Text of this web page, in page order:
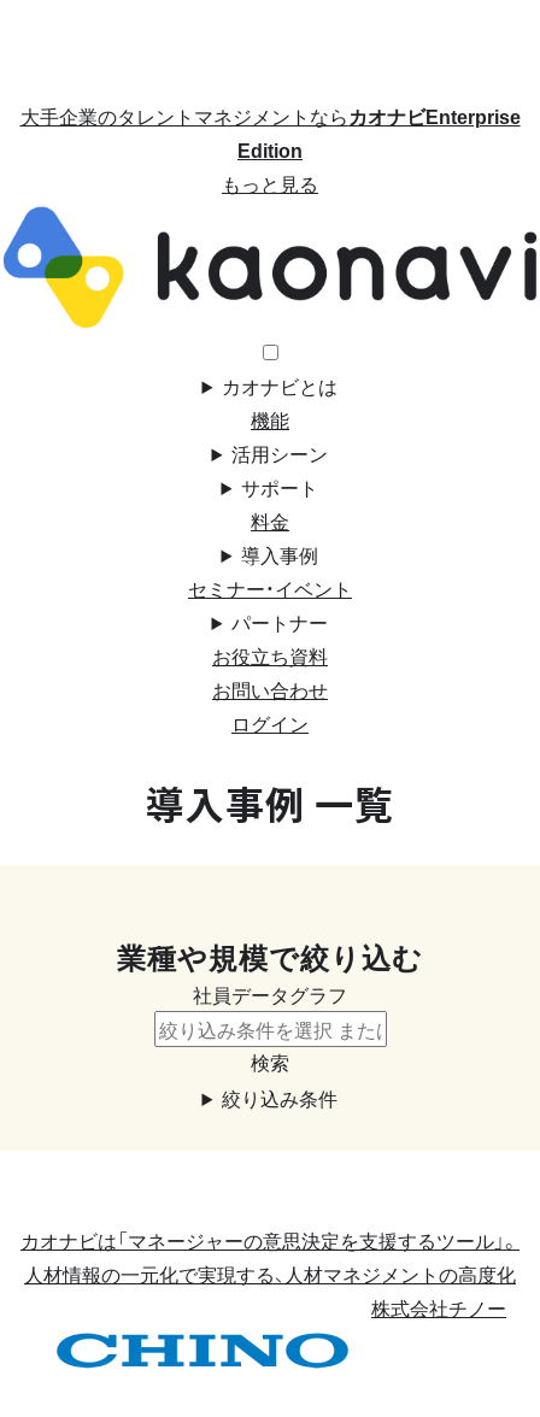
大手企業のタレントマネジメントならカオナビEnterprise
Edition
もっと見る
カオナビとは
機能
活用シーン
サポート
料金
導入事例
セミナー・イベント
パートナー
お役立ち資料
お問い合わせ
ログイン
導入事例 一覧
業種や規模で絞り込む
社員データグラフ
検索
絞り込み条件
カオナビは「マネージャーの意思決定を支援するツール」。
人材情報の一元化で実現する、人材マネジメントの高度化
株式会社チノー